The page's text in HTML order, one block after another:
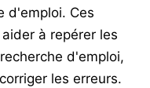
d'emploi. Ces
à repérer les
d'emploi,
les erreurs.